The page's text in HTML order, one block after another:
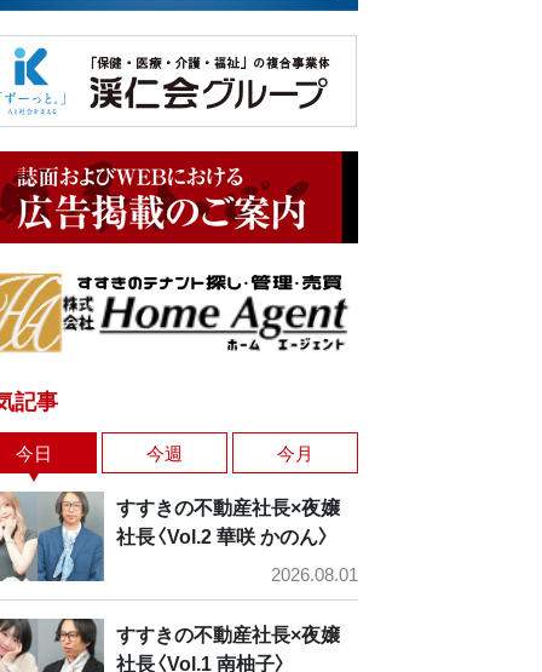
記事
今日 今週 今月
すすきの不動産社長×夜嬢
社長〈Vol.2 華咲 かのん〉
2026.08.01
すすきの不動産社長×夜嬢
社長〈Vol.1 南柚子〉